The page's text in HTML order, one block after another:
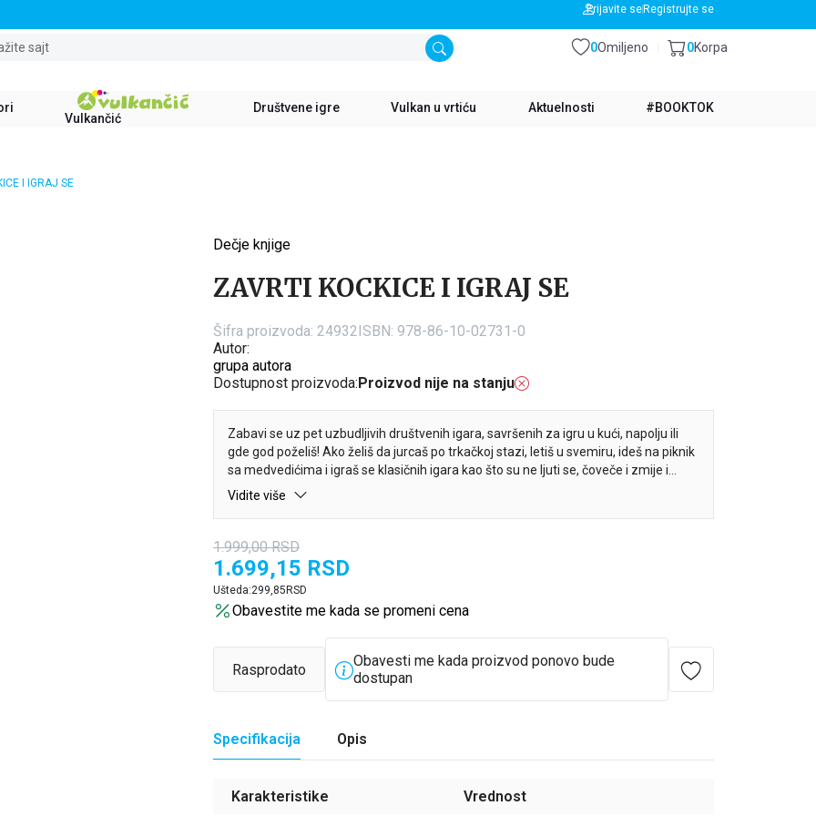
BESPLATNA DOSTAVA ZA IZNOS PREKO 3500 RSD
Prijavite se Registrujte se
sajt Omiljeno
0 Korpa
0
Vulkančić
Društvene igre Vulkan u vrtiću Aktuelnosti #BOOKTOK
I IGRAJ SE
Dečje knjige
ZAVRTI KOCKICE I IGRAJ SE
Šifra proizvoda: 24932ISBN: 978-86-10-02731-0
Autor:
grupa autora
Dostupnost proizvoda:Proizvod nije na stanju
Zabavi se uz pet uzbudljivih društvenih igara, savršenih za igru u kući, napolju ili
gde god poželiš! Ako želiš da jurcaš po trkačkoj stazi, letiš u svemiru, ideš na piknik
sa medvedićima i igraš se klasičnih igara kao što su ne ljuti se, čoveče i zmije i
merdevine, ovo je prava knjiga za tebe!
Vidite više
1.999,00 RSD
1.699,15 RSD
Ušteda:299,85 RSD
Obavestite me kada se promeni cena
Rasprodato
Obavesti me kada proizvod ponovo bude
dostupan
Specifikacija Opis
Karakteristike Vrednost